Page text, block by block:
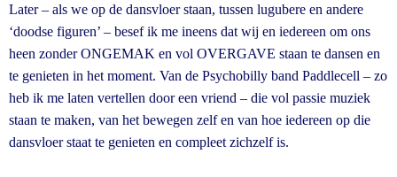
Later – als we op de dansvloer staan, tussen lugubere en andere
‘doodse figuren’ – besef ik me ineens dat wij en iedereen om ons
heen zonder ONGEMAK en vol OVERGAVE staan te dansen en
te genieten in het moment. Van de Psychobilly band Paddlecell – zo
heb ik me laten vertellen door een vriend – die vol passie muziek
staan te maken, van het bewegen zelf en van hoe iedereen op die
dansvloer staat te genieten en compleet zichzelf is.